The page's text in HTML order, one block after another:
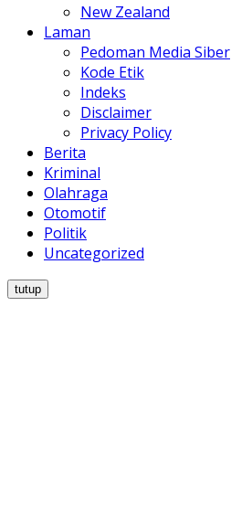
New Zealand
Laman
Pedoman Media Siber
Kode Etik
Indeks
Disclaimer
Privacy Policy
Berita
Kriminal
Olahraga
Otomotif
Politik
Uncategorized
tutup